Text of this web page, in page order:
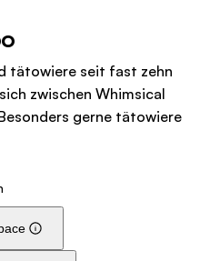
tätowiere seit fast zehn
zwischen Whimsical
gerne tätowiere